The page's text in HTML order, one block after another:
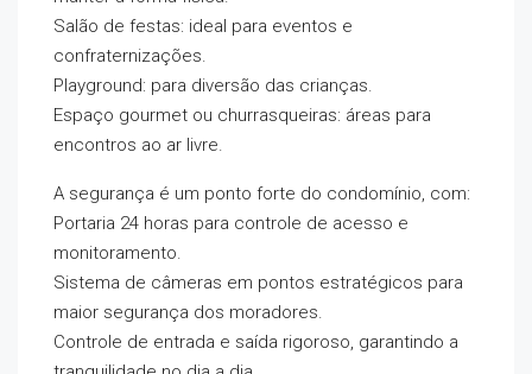
Salão de festas: ideal para eventos e
confraternizações.
Playground: para diversão das crianças.
Espaço gourmet ou churrasqueiras: áreas para
encontros ao ar livre.
A segurança é um ponto forte do condomínio, com:
Portaria 24 horas para controle de acesso e
monitoramento.
Sistema de câmeras em pontos estratégicos para
maior segurança dos moradores.
Controle de entrada e saída rigoroso, garantindo a